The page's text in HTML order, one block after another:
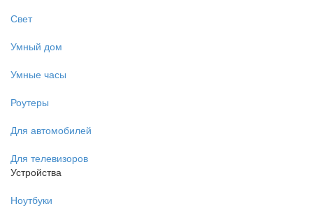
Свет
Умный дом
Умные часы
Роутеры
Для автомобилей
Для телевизоров
Устройства
Ноутбуки